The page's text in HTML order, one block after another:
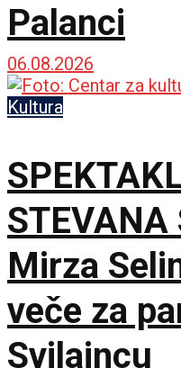
Palanci
06.08.2026
Kultura
Mirza
veče za
Svilajncu